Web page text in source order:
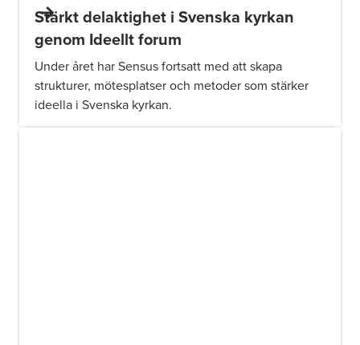
Stärkt delaktighet i Svenska kyrkan
genom Ideellt forum
Under året har Sensus fortsatt med att skapa
strukturer, mötesplatser och metoder som stärker
ideella i Svenska kyrkan.